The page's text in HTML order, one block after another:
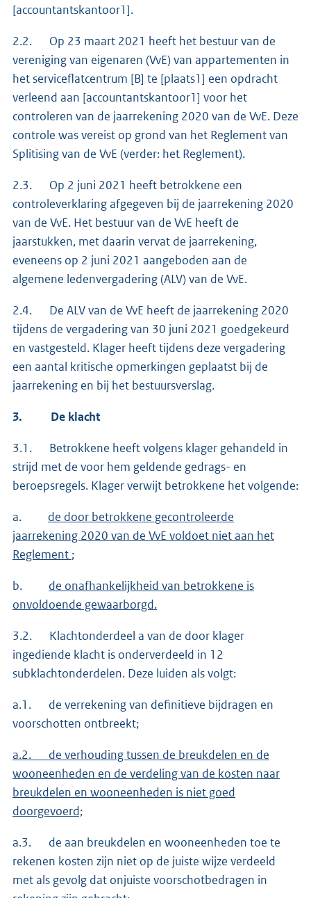
[accountantskantoor1].
2.2. Op 23 maart 2021 heeft het bestuur van de
vereniging van eigenaren (VvE) van appartementen in
het serviceflatcentrum [B] te [plaats1] een opdracht
verleend aan [accountantskantoor1] voor het
controleren van de jaarrekening 2020 van de VvE. Deze
controle was vereist op grond van het Reglement van
Splitising van de VvE (verder: het Reglement).
2.3. Op 2 juni 2021 heeft betrokkene een
controleverklaring afgegeven bij de jaarrekening 2020
van de VvE. Het bestuur van de VvE heeft de
jaarstukken, met daarin vervat de jaarrekening,
eveneens op 2 juni 2021 aangeboden aan de
algemene ledenvergadering (ALV) van de VvE.
2.4. De ALV van de VvE heeft de jaarrekening 2020
tijdens de vergadering van 30 juni 2021 goedgekeurd
en vastgesteld. Klager heeft tijdens deze vergadering
een aantal kritische opmerkingen geplaatst bij de
jaarrekening en bij het bestuursverslag.
3. De klacht
3.1. Betrokkene heeft volgens klager gehandeld in
strijd met de voor hem geldende gedrags- en
beroepsregels. Klager verwijt betrokkene het volgende:
a. de door betrokkene gecontroleerde
jaarrekening 2020 van de VvE voldoet niet aan het
Reglement ;
b. de onafhankelijkheid van betrokkene is
onvoldoende gewaarborgd.
3.2. Klachtonderdeel a van de door klager
ingediende klacht is onderverdeeld in 12
subklachtonderdelen. Deze luiden als volgt:
a.1. de verrekening van definitieve bijdragen en
voorschotten ontbreekt;
a.2. de verhouding tussen de breukdelen en de
wooneenheden en de verdeling van de kosten naar
breukdelen en wooneenheden is niet goed
doorgevoerd;
a.3. de aan breukdelen en wooneenheden toe te
rekenen kosten zijn niet op de juiste wijze verdeeld
met als gevolg dat onjuiste voorschotbedragen in